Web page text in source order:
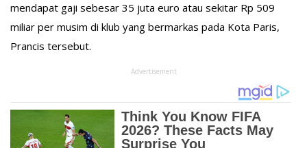
mendapat gaji sebesar 35 juta euro atau sekitar Rp 509
miliar per musim di klub yang bermarkas pada Kota Paris,
Prancis tersebut.
Advertisement